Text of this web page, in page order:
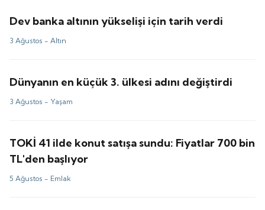
Dev banka altının yükselişi için tarih verdi
3 Ağustos -Altın
Dünyanın en küçük 3. ülkesi adını değiştirdi
3 Ağustos - Yaşam
TOKİ 41 ilde konut satışa sundu: Fiyatlar 700 bin
TL'den başlıyor
5 Ağustos - Emlak